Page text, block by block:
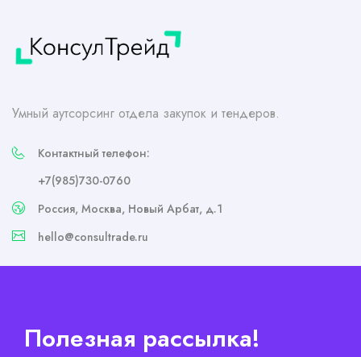
Умный аутсорсинг отдела закупок и тендеров.
Контактный телефон:
+7(985)730-0760
Россия, Москва, Новый Арбат, д.1
hello@consultrade.ru
Полезная рассылка!